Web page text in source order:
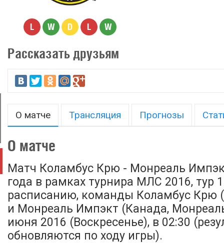
L W D L W
Рассказать друзьям
О матче Трансляция Прогнозы
О матче
Матч Коламбус Крю - Монреаль
года в рамках турнира МЛС 2016, тур
расписанию, команды Коламбус Крю
и Монреаль Импэкт (Канада,
июня 2016 (Воскресенье), в 02:30
обновляются по ходу игры).